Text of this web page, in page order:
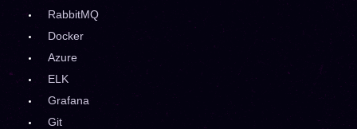
RabbitMQ
Docker
Azure
ELK
Grafana
Git